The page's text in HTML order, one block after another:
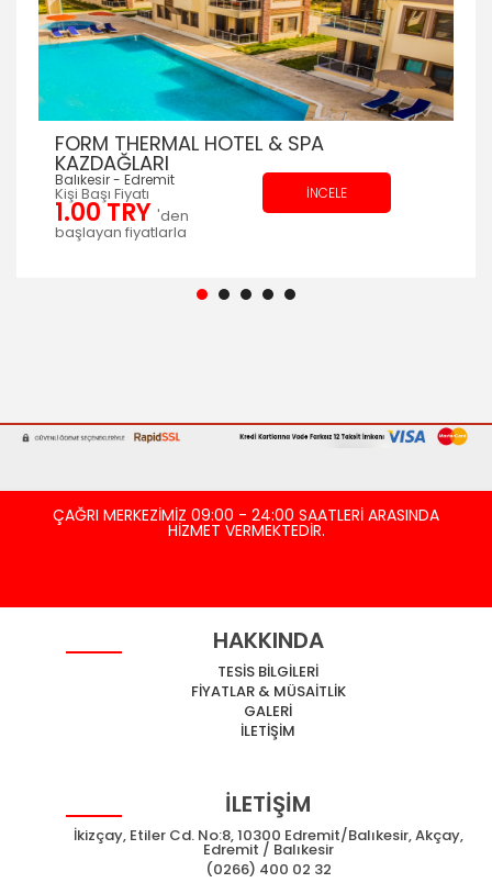
FORM THERMAL HOTEL & SPA
KAZDAĞLARI
Balıkesir - Edremit
Kişi Başı Fiyatı
1.00 TRY 'den
başlayan fiyatlarla
İNCELE
ÇAĞRI MERKEZİMİZ 09:00 - 24:00 SAATLERİ ARASINDA
HİZMET VERMEKTEDİR.
HAKKINDA
TESİS BİLGİLERİ
FİYATLAR & MÜSAİTLİK
GALERİ
İLETİŞİM
İLETİŞİM
İkizçay, Etiler Cd. No:8, 10300 Edremit/Balıkesir, Akçay,
Edremit / Balıkesir
(0266) 400 02 32